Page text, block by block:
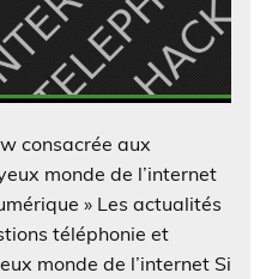
consacrée aux
monde de l’internet
» Les actualités
téléphonie et
monde de l’internet Si